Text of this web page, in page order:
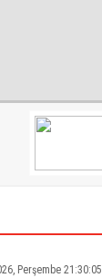
Perşembe 21:30:05